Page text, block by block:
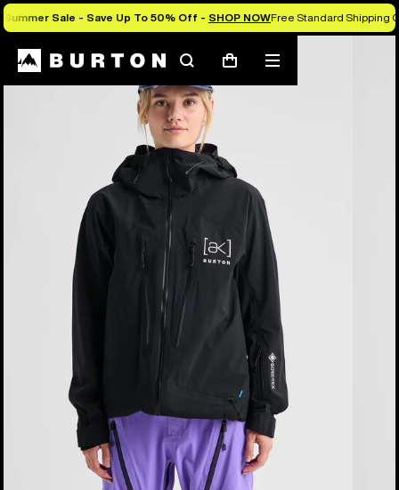
Summer Sale - Save Up To 50% Off - SHOP NOWFree Standard Shipping
Rechercher
PanierMenu
Les experts Burton vous expliquent tout